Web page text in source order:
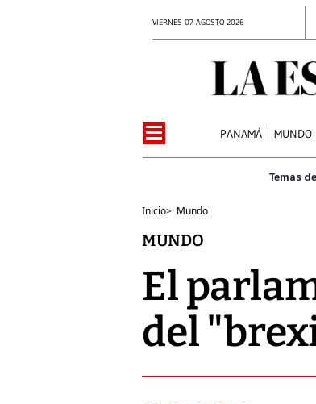
VIERNES 07 AGOSTO 2026
PANAMÁ MUNDO
Inicio> Mundo
MUNDO
El
del